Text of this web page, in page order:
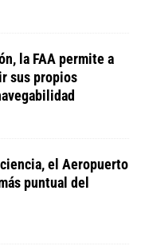
la FAA permite a
sus propios
el Aeropuerto
puntual del